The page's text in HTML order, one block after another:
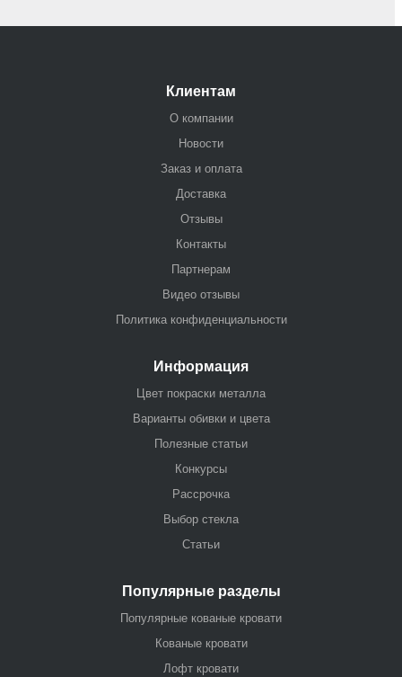
Клиентам
О компании
Новости
Заказ и оплата
Доставка
Отзывы
Контакты
Партнерам
Видео отзывы
Политика конфиденциальности
Информация
Цвет покраски металла
Варианты обивки и цвета
Полезные статьи
Конкурсы
Рассрочка
Выбор стекла
Статьи
Популярные разделы
Популярные кованые кровати
Кованые кровати
Лофт кровати